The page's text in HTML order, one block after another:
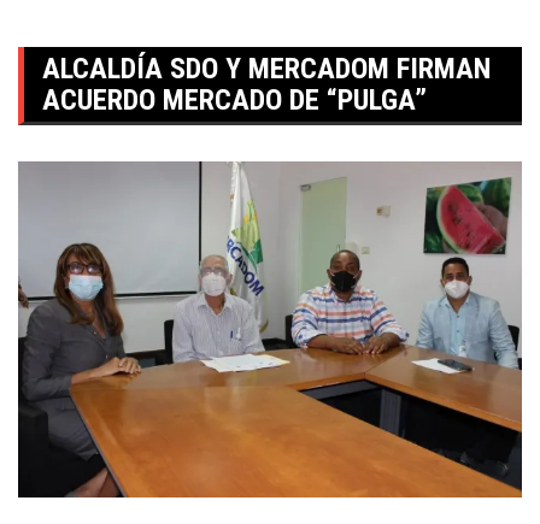
ALCALDÍA SDO Y MERCADOM FIRMAN
ACUERDO MERCADO DE “PULGA”